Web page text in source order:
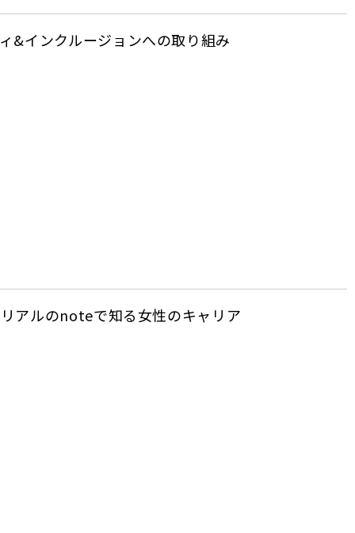
&インクルージョンへの取り組み
アルのnoteで知る女性のキャリア